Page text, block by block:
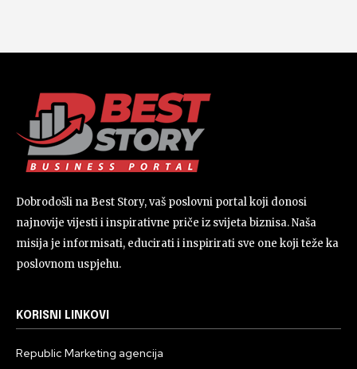
Dobrodošli na Best Story, vaš poslovni portal koji donosi
najnovije vijesti i inspirativne priče iz svijeta biznisa. Naša
misija je informisati, educirati i inspirirati sve one koji teže ka
poslovnom uspjehu.
KORISNI LINKOVI
Republic Marketing agencija